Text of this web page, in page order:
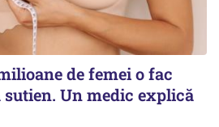
de femei o fac
Un medic explică